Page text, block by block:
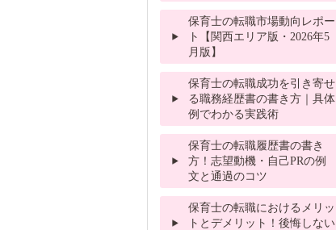
保育士の転職市場動向レポー
ト【関西エリア版・2026年5
月版】
保育士の転職成功を引き寄せ
る職務経歴書の書き方｜具体
例でわかる実践術
保育士の転職履歴書の書き
方！志望動機・自己PRの例
文と通過のコツ
保育士の転職におけるメリッ
トとデメリット！後悔しない